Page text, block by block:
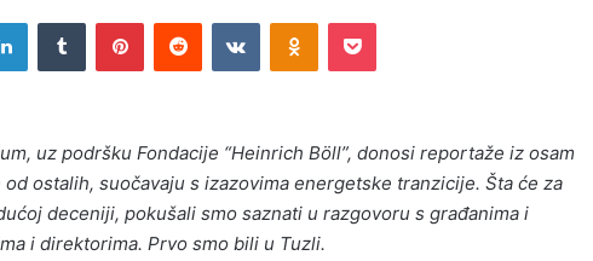
LinkedInTumblr PinterestReddit VKontakteOdnoklassniki
Pocket
uz podršku Fondacije “Heinrich Böll”, donosi reportaže iz osam
ostalih, suočavaju s izazovima energetske tranzicije. Šta će za
deceniji, pokušali smo saznati u razgovoru s građanima i
i direktorima. Prvo smo bili u Tuzli.